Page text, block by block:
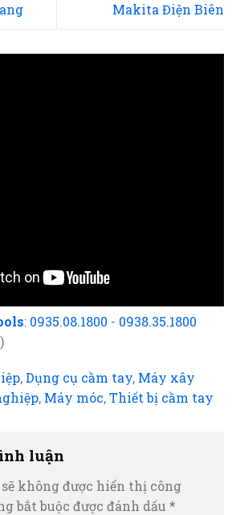
Makita Điện Biên
: 0935.08.1800 - 0938.35.1800
,Dụng cụ cầm tay, Máy xây
, Máy móc,Thiết bị cầm tay
luận
không được hiển thị công
bắt buộc được đánh dấu *